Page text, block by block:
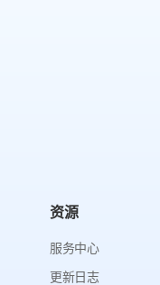
资源
服务中心
更新日志